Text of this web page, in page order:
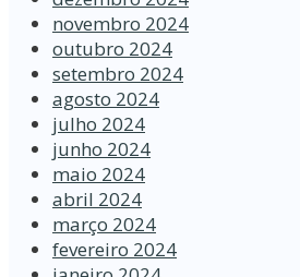
novembro 2024
outubro 2024
setembro 2024
agosto 2024
julho 2024
junho 2024
maio 2024
abril 2024
março 2024
fevereiro 2024